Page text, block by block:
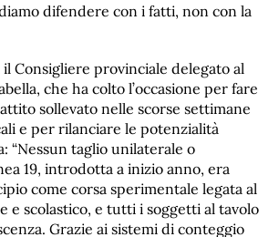
difendere con i fatti, non con la
il Consigliere provinciale delegato al
che ha colto l’occasione per fare
sollevato nelle scorse settimane
e per rilanciare le potenzialità
“Nessun taglio unilaterale o
19, introdotta a inizio anno, era
come corsa sperimentale legata al
e scolastico, e tutti i soggetti al tavolo
Grazie ai sistemi di conteggio